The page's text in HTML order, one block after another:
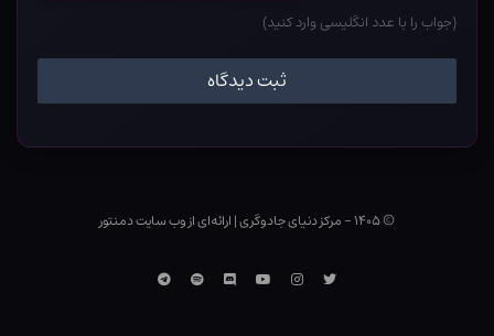
(جواب را با عدد انگلیسی وارد کنید)
© ۱۴۰۵ - مرکز دنیای جادوگری |ارائه‌ای از وب ‌سایت دمنتور
توییتراینستاگرام
یوتوبDiscordاسپاتیفایتلگرام